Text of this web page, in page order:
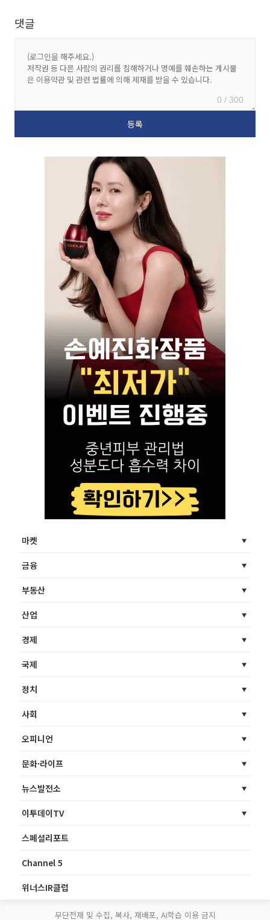
댓글
0 / 300
마켓
금융
부동산
산업
경제
국제
정치
사회
오피니언
문화·라이프
뉴스발전소
이투데이TV
스페셜리포트
Channel 5
위너스IR클럽
무단전재 및 수집, 복사, 재배포, AI학습 이용 금지